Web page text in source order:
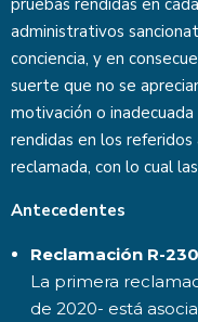
pruebas rendidas en
administrativos
conciencia, y en
suerte que no se
motivación o
rendidas en los
reclamada, con lo cual
Antecedentes
Reclamación R-
La primera
de 2020- está